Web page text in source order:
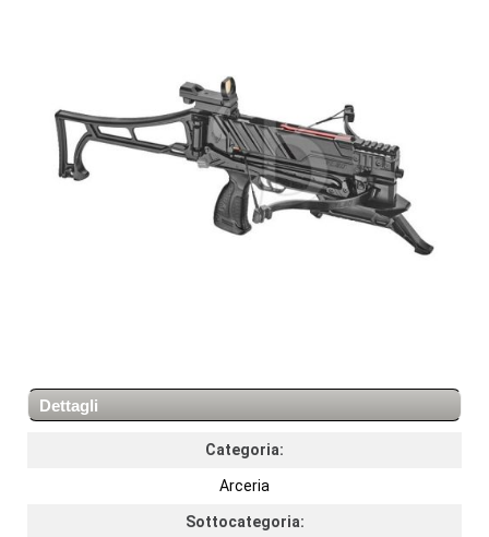
Dettagli
Categoria:
Arceria
Sottocategoria: